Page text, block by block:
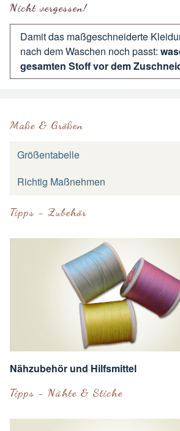
Nicht vergessen!
Damit das maßgeschneiderte
nach dem Waschen noch passt:
gesamten Stoff vor dem
Maße & Größen
Größentabelle
Richtig Maßnehmen
Tipps - Zubehör
Nähzubehör und Hilfsmittel
Tipps - Nähte & Stiche